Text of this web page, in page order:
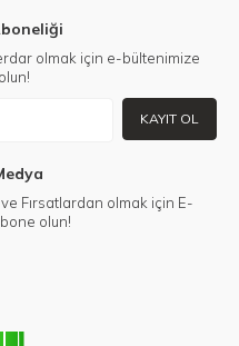
olmak için e-bültenimize
KAYIT OL
Fırsatlardan olmak için E-
olun!